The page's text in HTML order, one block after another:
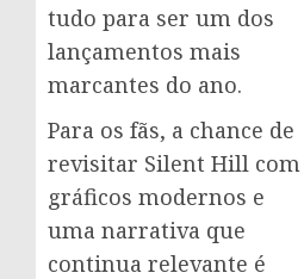
tudo para ser um dos
lançamentos mais
marcantes do ano.
Para os fãs, a chance de
revisitar Silent Hill com
gráficos modernos e
uma narrativa que
continua relevante é